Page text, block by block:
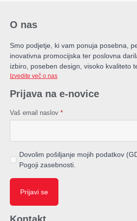
O nas
Smo podjetje, ki vam ponuja posebna,
inovativna promocijska ter poslovna
izbiro, poseben design, visoko kvaliteto
Izvedite več o nas
Prijava na e-novice
Vaš email naslov *
Dovolim pošiljanje mojih podatkov
Pogoji zasebnosti.
Prijavi se